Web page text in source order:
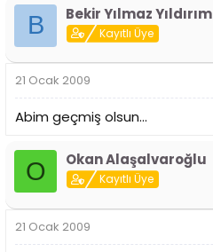
B Bekir Yılmaz Yıldırım
Kayıtlı Üye
21 Ocak 2009
Abim geçmiş olsun...
O Okan Alaşalvaroğlu
Kayıtlı Üye
21 Ocak 2009